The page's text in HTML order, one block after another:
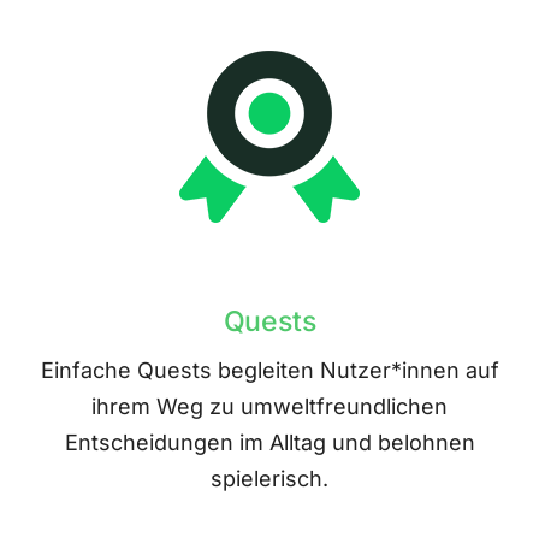
Quests
Einfache Quests begleiten Nutzer*innen auf
ihrem Weg zu umweltfreundlichen
Entscheidungen im Alltag und belohnen
spielerisch.